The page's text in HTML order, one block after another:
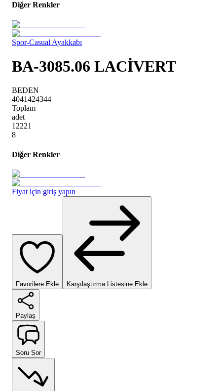
Diğer Renkler
Spor-Casual Ayakkabı
BA-3085.06 LACİVERT
BEDEN
4041424344
Toplam
adet
12221
8
Diğer Renkler
Fiyat için giriş yapın
Favorilere Ekle Karşılaştırma Listesine Ekle
Paylaş
Soru Sor